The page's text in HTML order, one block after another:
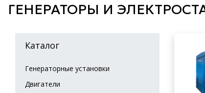
ГЕНЕРАТОРЫ И
Каталог
Генераторные установки
Двигатели